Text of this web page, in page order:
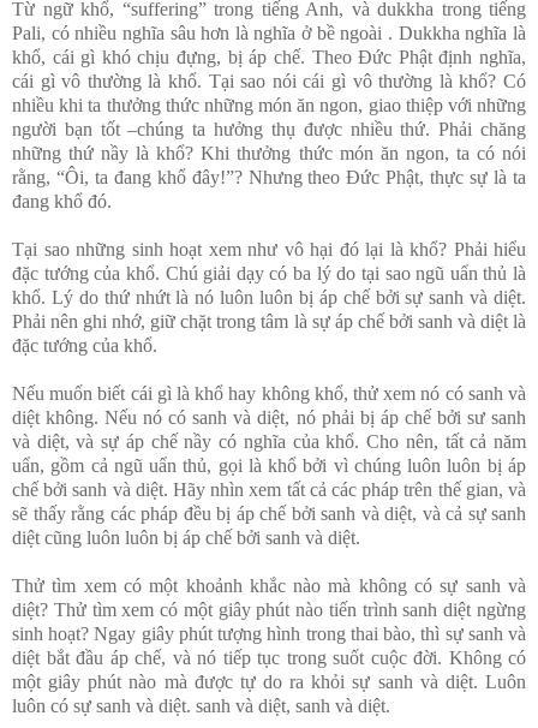
Từ ngữ khổ, “suffering” trong tiếng Anh, và dukkha trong tiếng
Pali, có nhiều nghĩa sâu hơn là nghĩa ở bề ngoài . Dukkha nghĩa là
khổ, cái gì khó chịu đựng, bị áp chế. Theo Đức Phật định nghĩa,
cái gì vô thường là khổ. Tại sao nói cái gì vô thường là khổ? Có
nhiều khi ta thưởng thức những món ăn ngon, giao thiệp với những
người bạn tốt –chúng ta hưởng thụ được nhiều thứ. Phải chăng
những thứ nầy là khổ? Khi thưởng thức món ăn ngon, ta có nói
rằng, “Ôi, ta đang khổ đây!”? Nhưng theo Đức Phật, thực sự là ta
đang khổ đó.
Tại sao những sinh hoạt xem như vô hại đó lại là khổ? Phải hiểu
đặc tướng của khổ. Chú giải dạy có ba lý do tại sao ngũ uẩn thủ là
khổ. Lý do thứ nhứt là nó luôn luôn bị áp chế bởi sự sanh và diệt.
Phải nên ghi nhớ, giữ chặt trong tâm là sự áp chế bởi sanh và diệt là
đặc tướng của khổ.
Nếu muốn biết cái gì là khổ hay không khổ, thử xem nó có sanh và
diệt không. Nếu nó có sanh và diệt, nó phải bị áp chế bởi sư sanh
và diệt, và sự áp chế nầy có nghĩa của khổ. Cho nên, tất cả năm
uẩn, gồm cả ngũ uẩn thủ, gọi là khổ bởi vì chúng luôn luôn bị áp
chế bởi sanh và diệt. Hãy nhìn xem tất cả các pháp trên thế gian, và
sẽ thấy rằng các pháp đều bị áp chế bởi sanh và diệt, và cả sự sanh
diệt cũng luôn luôn bị áp chế bởi sanh và diệt.
Thử tìm xem có một khoảnh khắc nào mà không có sự sanh và
diệt? Thử tìm xem có một giây phút nào tiến trình sanh diệt ngừng
sinh hoạt? Ngay giây phút tượng hình trong thai bào, thì sự sanh và
diệt bắt đầu áp chế, và nó tiếp tục trong suốt cuộc đời. Không có
một giây phút nào mà được tự do ra khỏi sự sanh và diệt. Luôn
luôn có sự sanh và diệt. sanh và diệt, sanh và diệt.